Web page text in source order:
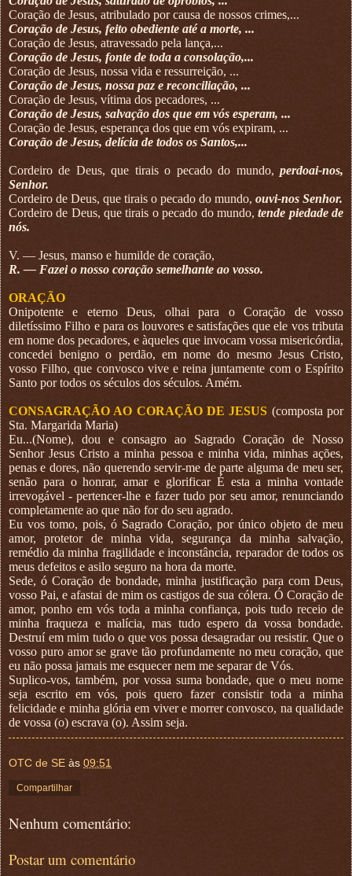
Coração de Jesus, atribulado por causa de nossos crimes,...
Coração de Jesus, feito obediente até a morte, ...
Coração de Jesus, atravessado pela lança,...
Coração de Jesus, fonte de toda a consolação,...
Coração de Jesus, nossa vida e ressurreição, ...
Coração de Jesus, nossa paz e reconciliação, ...
Coração de Jesus, vítima dos pecadores, ...
Coração de Jesus, salvação dos que em vós esperam, ...
Coração de Jesus, esperança dos que em vós expiram, ...
Coração de Jesus, delícia de todos os Santos,...
Cordeiro de Deus, que tirais o pecado do mundo, perdoai-nos,
Senhor.
Cordeiro de Deus, que tirais o pecado do mundo, ouvi-nos Senhor.
Cordeiro de Deus, que tirais o pecado do mundo,tende piedade de
nós.
V. — Jesus, manso e humilde de coração,
R. — Fazei o nosso coração semelhante ao vosso.
ORAÇÃO
Onipotente e eterno Deus, olhai para o Coração de vosso
diletíssimo Filho e para os louvores e satisfações que ele vos tributa
em nome dos pecadores, e àqueles que invocam vossa misericórdia,
concedei benigno o perdão, em nome do mesmo Jesus Cristo,
vosso Filho, que convosco vive e reina juntamente com o Espírito
Santo por todos os séculos dos séculos. Amém.
CONSAGRAÇÃO AO CORAÇÃO DE JESUS (composta por
Sta. Margarida Maria)
Eu...(Nome), dou e consagro ao Sagrado Coração de Nosso
Senhor Jesus Cristo a minha pessoa e minha vida, minhas ações,
penas e dores, não querendo servir-me de parte alguma de meu ser,
senão para o honrar, amar e glorificar É esta a minha vontade
irrevogável - pertencer-lhe e fazer tudo por seu amor, renunciando
completamente ao que não for do seu agrado.
Eu vos tomo, pois, ó Sagrado Coração, por único objeto de meu
amor, protetor de minha vida, segurança da minha salvação,
remédio da minha fragilidade e inconstância, reparador de todos os
meus defeitos e asilo seguro na hora da morte.
Sede, ó Coração de bondade, minha justificação para com Deus,
vosso Pai, e afastai de mim os castigos de sua cólera. Ó Coração de
amor, ponho em vós toda a minha confiança, pois tudo receio de
minha fraqueza e malícia, mas tudo espero da vossa bondade.
Destruí em mim tudo o que vos possa desagradar ou resistir. Que o
vosso puro amor se grave tão profundamente no meu coração, que
eu não possa jamais me esquecer nem me separar de Vós.
Suplico-vos, também, por vossa suma bondade, que o meu nome
seja escrito em vós, pois quero fazer consistir toda a minha
felicidade e minha glória em viver e morrer convosco, na qualidade
de vossa (o) escrava (o). Assim seja.
OTC de SE às 09:51
Compartilhar
Nenhum comentário:
Postar um comentário